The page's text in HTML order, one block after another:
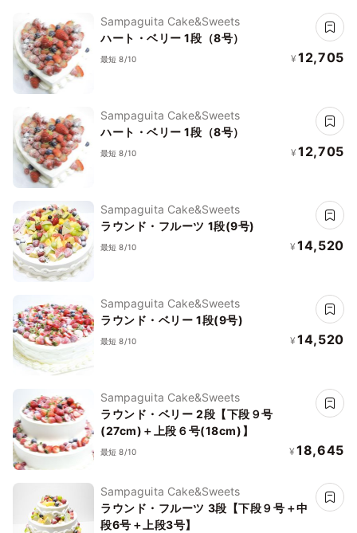
Sampaguita Cake&Sweets
ハート・ベリー 1段（8号）
最短 8/10 ¥ 12,705
Sampaguita Cake&Sweets
ハート・ベリー 1段（8号）
最短 8/10 ¥ 12,705
Sampaguita Cake&Sweets
ラウンド・フルーツ 1段(9号)
最短 8/10 ¥ 14,520
Sampaguita Cake&Sweets
ラウンド・ベリー 1段(9号)
最短 8/10 ¥ 14,520
Sampaguita Cake&Sweets
ラウンド・ベリー 2段【下段９号
(27cm)＋上段６号(18cm)】
最短 8/10 ¥ 18,645
Sampaguita Cake&Sweets
ラウンド・フルーツ 3段【下段９号＋中
段6号＋上段3号】